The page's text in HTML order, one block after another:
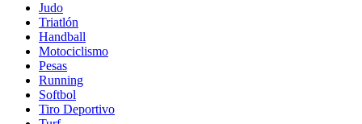
Judo
Triatlón
Handball
Motociclismo
Pesas
Running
Softbol
Tiro Deportivo